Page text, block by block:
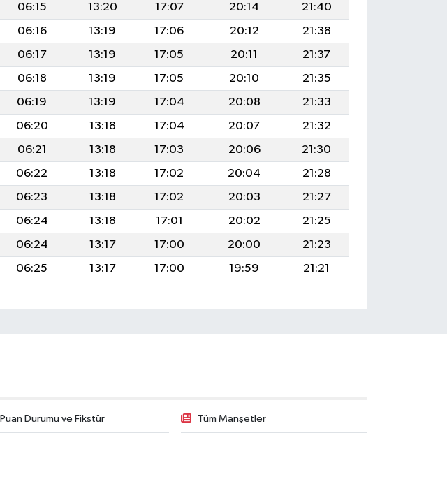
06:15 13:20 17:07 20:14
21:40
06:16 13:19 17:06 20:12
21:38
06:17 13:19 17:05 20:11
21:37
06:18 13:19 17:05 20:10
21:35
06:19 13:19 17:04 20:08
21:33
06:20 13:18 17:04 20:07
21:32
06:21 13:18 17:03 20:06
21:30
06:22 13:18 17:02 20:04
21:28
06:23 13:18 17:02 20:03
21:27
06:24 13:18 17:01 20:02
21:25
06:24 13:17 17:00 20:00
21:23
06:25 13:17 17:00 19:59 21:21
Puan Durumu ve Fikstür Tüm Manşetler